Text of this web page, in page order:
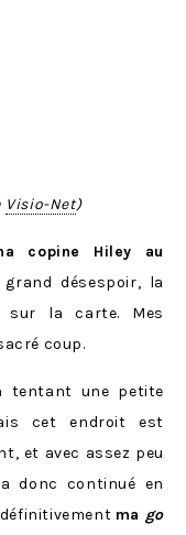
Visio-Net)
copine Hiley au
désespoir, la
sur la carte. Mes
coup.
tentant une petite
cet endroit est
et avec assez peu
donc continué en
ma go